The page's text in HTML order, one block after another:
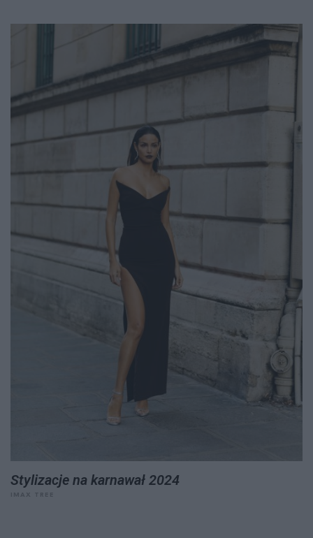
Stylizacje na karnawał 2024